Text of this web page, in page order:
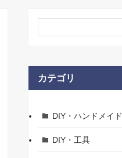
カテゴリ
DIY・ハンドメイド
DIY・工具